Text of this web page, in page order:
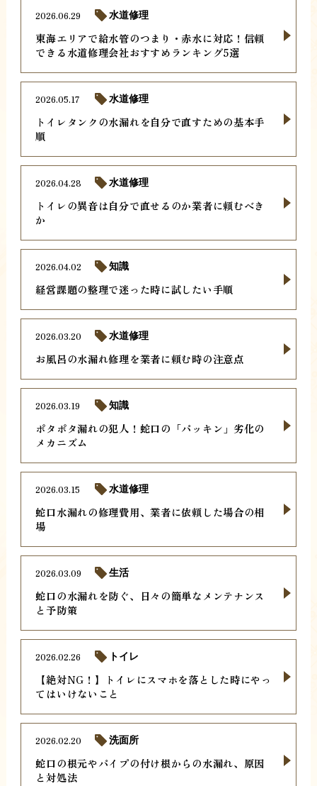
東海エリアで給水管のつまり・赤水に対応！信頼
できる水道修理会社おすすめランキング5選
2026.06.29 水道修理
トイレタンクの水漏れを自分で直すための基本手
順
2026.05.17 水道修理
トイレの異音は自分で直せるのか業者に頼むべき
か
2026.04.28 水道修理
経営課題の整理で迷った時に試したい手順
2026.04.02 知識
お風呂の水漏れ修理を業者に頼む時の注意点
2026.03.20 水道修理
ポタポタ漏れの犯人！蛇口の「パッキン」劣化の
メカニズム
2026.03.19 知識
蛇口水漏れの修理費用、業者に依頼した場合の相
場
2026.03.15 水道修理
蛇口の水漏れを防ぐ、日々の簡単なメンテナンス
と予防策
2026.03.09 生活
【絶対NG！】トイレにスマホを落とした時にやっ
てはいけないこと
2026.02.26 トイレ
蛇口の根元やパイプの付け根からの水漏れ、原因
と対処法
2026.02.20 洗面所